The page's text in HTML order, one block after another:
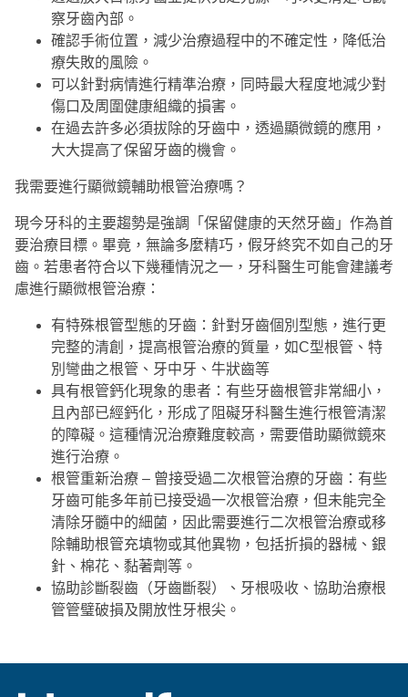
察牙齒內部。
確認手術位置，減少治療過程中的不確定性，降低治
療失敗的風險。
可以針對病情進行精準治療，同時最大程度地減少對
傷口及周圍健康組織的損害。
在過去許多必須拔除的牙齒中，透過顯微鏡的應用，
大大提高了保留牙齒的機會。
我需要進行顯微鏡輔助根管治療嗎？
現今牙科的主要趨勢是強調「保留健康的天然牙齒」作為首
要治療目標。畢竟，無論多麼精巧，假牙終究不如自己的牙
齒。若患者符合以下幾種情況之一，牙科醫生可能會建議考
慮進行顯微根管治療：
有特殊根管型態的牙齒：針對牙齒個別型態，進行更
完整的清創，提高根管治療的質量，如C型根管、特
別彎曲之根管、牙中牙、牛狀齒等
具有根管鈣化現象的患者：有些牙齒根管非常細小，
且內部已經鈣化，形成了阻礙牙科醫生進行根管清潔
的障礙。這種情況治療難度較高，需要借助顯微鏡來
進行治療。
根管重新治療 – 曾接受過二次根管治療的牙齒：有些
牙齒可能多年前已接受過一次根管治療，但未能完全
清除牙髓中的細菌，因此需要進行二次根管治療或移
除輔助根管充填物或其他異物，包括折損的器械、銀
針、棉花、黏著劑等。
協助診斷裂齒（牙齒斷裂）、牙根吸收、協助治療根
管管璧破損及開放性牙根尖。